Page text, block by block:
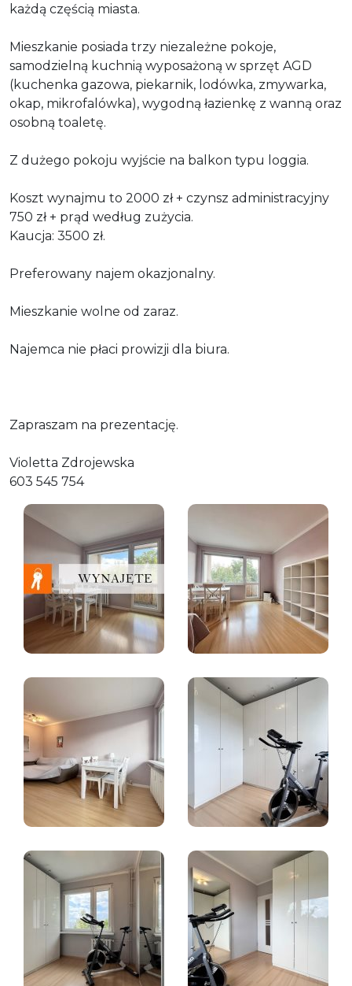
każdą częścią miasta.
Mieszkanie posiada trzy niezależne pokoje,
samodzielną kuchnią wyposażoną w sprzęt AGD
(kuchenka gazowa, piekarnik, lodówka, zmywarka,
okap, mikrofalówka), wygodną łazienkę z wanną oraz
osobną toaletę.
Z dużego pokoju wyjście na balkon typu loggia.
Koszt wynajmu to 2000 zł + czynsz administracyjny
750 zł + prąd według zużycia.
Kaucja: 3500 zł.
Preferowany najem okazjonalny.
Mieszkanie wolne od zaraz.
Najemca nie płaci prowizji dla biura.
Zapraszam na prezentację.
Violetta Zdrojewska
603 545 754